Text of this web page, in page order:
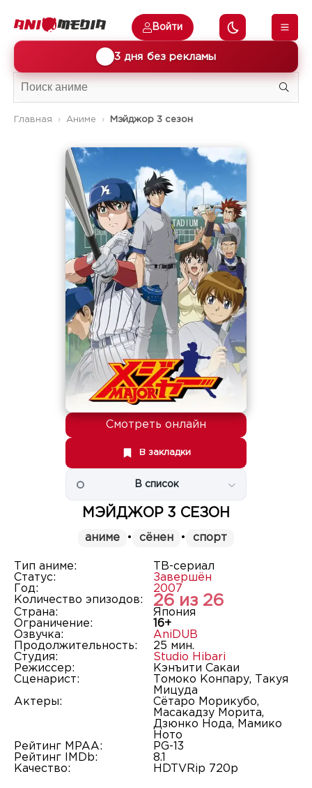
3 дня без рекламы
Войти
Главная Аниме Мэйджор 3 сезон
Смотреть онлайн
В закладки
В список
МЭЙДЖОР 3 СЕЗОН
аниме • сёнен • спорт
Тип аниме:
ТВ-сериал
Статус:
Завершён
Год:
2007
Количество эпизодов:
26 из 26
Страна:
Япония
Ограничение:
16+
Озвучка:
AniDUB
Продолжительность:
25 мин.
Студия:
Studio Hibari
Режиссер:
Кэнъити Сакаи
Сценарист:
Томоко Конпару, Такуя
Мицуда
Актеры:
Сётаро Морикубо,
Масакадзу Морита,
Дзюнко Нода, Мамико
Ното
Рейтинг MPAA:
PG-13
Рейтинг IMDb:
8.1
Качество:
HDTVRip 720p